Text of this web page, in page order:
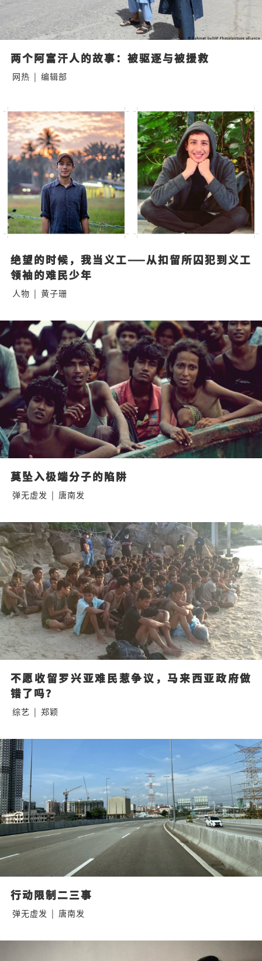
两个阿富汗人的故事：被驱逐与被援救
网热 | 编辑部
绝望的时候，我当义工——从扣留所囚犯到义工
领袖的难民少年
人物 | 黄子珊
莫坠入极端分子的陷阱
弹无虚发 | 唐南发
不愿收留罗兴亚难民惹争议，马来西亚政府做
错了吗？
综艺 | 郑颖
行动限制二三事
弹无虚发 | 唐南发